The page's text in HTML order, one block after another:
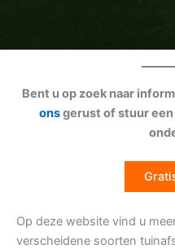
Bent u op zoek naar
onsgerust of stuur een
Op deze website vind u
verscheidene soorten